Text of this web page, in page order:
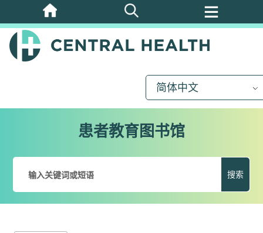
跳
至
主
简体中文
患者教育图书馆
搜索